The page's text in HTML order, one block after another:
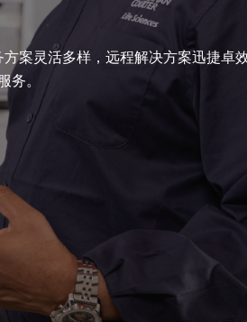
案灵活多样，远程解决方案迅捷卓
务。